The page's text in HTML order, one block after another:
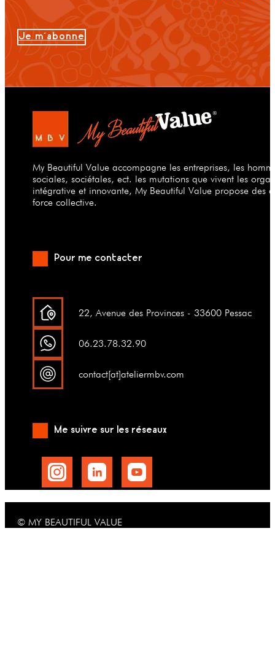
Je m'abonne
My Beautiful Value accompagne les entreprises, les
sociales, sociétales, ect. les mutations que vivent les
intégrative et innovante, My Beautiful Value propose des
force collective.
Pour me contacter
22, Avenue des Provinces - 33600 Pessac
06.23.78.32.90
contact[at]ateliermbv.com
Me suivre sur les réseaux
© MY BEAUTIFUL VALUE